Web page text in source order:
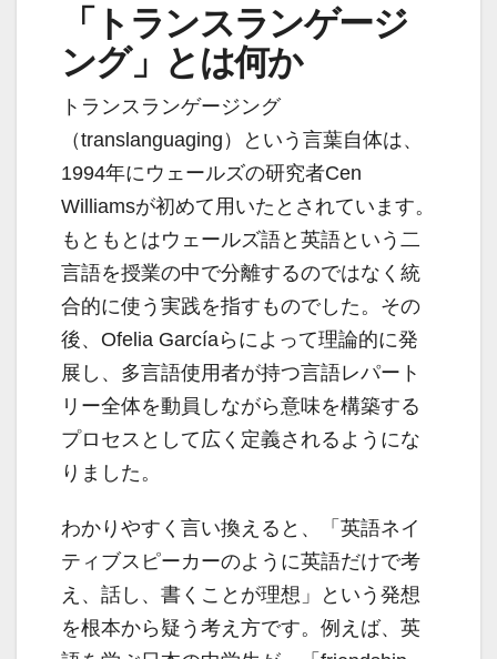
「トランスランゲージ
ング」とは何か
トランスランゲージング
（translanguaging）という言葉自体は、
1994年にウェールズの研究者Cen
Williamsが初めて用いたとされています。
もともとはウェールズ語と英語という二
言語を授業の中で分離するのではなく統
合的に使う実践を指すものでした。その
後、Ofelia Garcíaらによって理論的に発
展し、多言語使用者が持つ言語レパート
リー全体を動員しながら意味を構築する
プロセスとして広く定義されるようにな
りました。
わかりやすく言い換えると、「英語ネイ
ティブスピーカーのように英語だけで考
え、話し、書くことが理想」という発想
を根本から疑う考え方です。例えば、英